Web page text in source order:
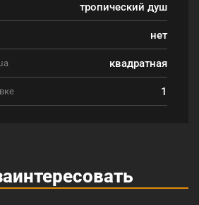
тропический душ
нет
квадратная
1